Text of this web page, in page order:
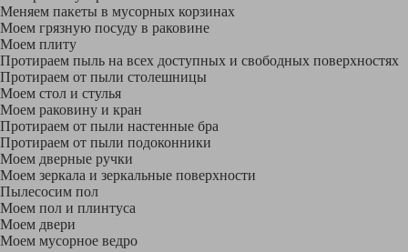
Меняем пакеты в мусорных корзинах
Моем грязную посуду в раковине
Моем плиту
Протираем пыль на всех доступных и свободных поверхностях
Протираем от пыли столешницы
Моем стол и стулья
Моем раковину и кран
Протираем от пыли настенные бра
Протираем от пыли подоконники
Моем дверные ручки
Моем зеркала и зеркальные поверхности
Пылесосим пол
Моем пол и плинтуса
Моем двери
Моем мусорное ведро